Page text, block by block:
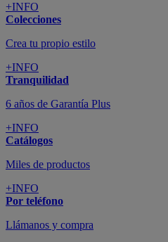
+INFO
Colecciones
Crea tu propio estilo
+INFO
Tranquilidad
6 años de Garantía Plus
+INFO
Catálogos
Miles de productos
+INFO
Por teléfono
Llámanos y compra